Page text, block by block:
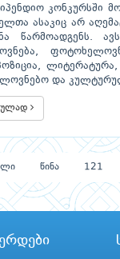
კონკურსში
ასაკიც არ
წარმოადგენს.
და
წინა 121